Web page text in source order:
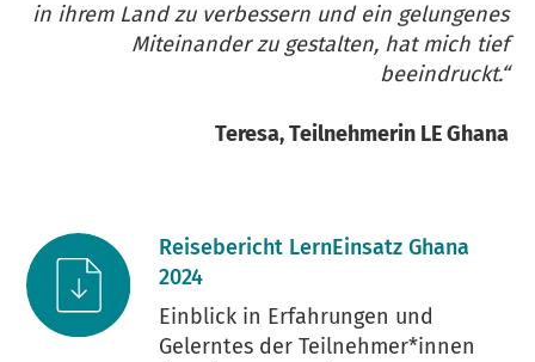
in ihrem Land zu verbessern und ein gelungenes
Miteinander zu gestalten, hat mich tief
beeindruckt.“
Teresa, Teilnehmerin LE Ghana
Reisebericht LernEinsatz Ghana
2024
Einblick in Erfahrungen und
Gelerntes der Teilnehmer*innen